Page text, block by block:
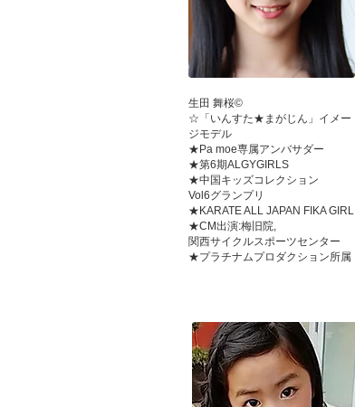
生田 舞桜©
☆「いんすた★まがじん」イメー
ジモデル
★Pa moe専属アンバサダー
★第6期ALGYGIRLS
★中国キッズコレクション
Vol6グランプリ
★KARATE ALL JAPAN FIKA GIRL
★CM出演:梅旧院,
関西サイクルスポーツセンター
★プラチナムプロダクション所属